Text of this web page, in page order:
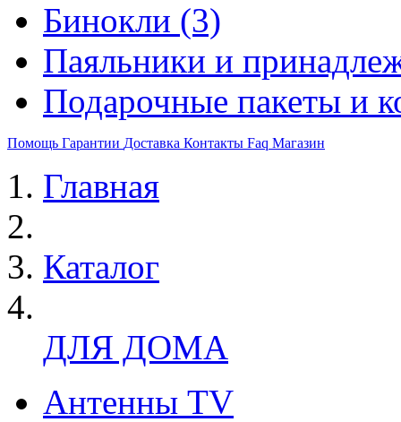
Бинокли (3)
Паяльники и
Подарочные пакеты и
Помощь Гарантии Доставка Контакты Faq Магазин
Главная
Каталог
ДЛЯ ДОМА
Антенны TV